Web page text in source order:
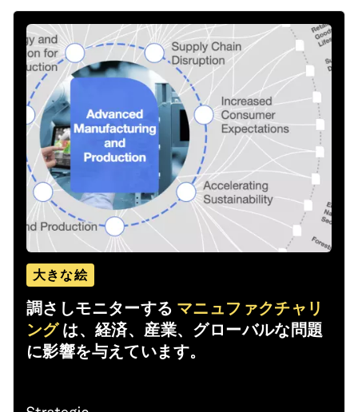
大きな絵
調さしモニターする マニュファクチャリ
ング は、経済、産業、グローバルな問題
に影響を与えています。